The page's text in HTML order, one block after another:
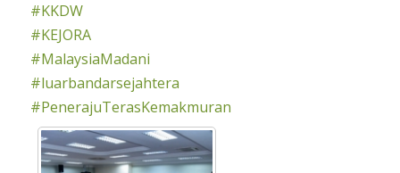
#KKDW
#KEJORA
#MalaysiaMadani
#luarbandarsejahtera
#PenerajuTerasKemakmuran